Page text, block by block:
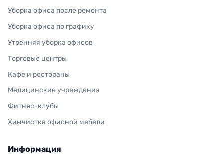
Уборка офиса после ремонта
Уборка офиса по графику
Утренняя уборка офисов
Торговые центры
Кафе и рестораны
Медицинские учреждения
Фитнес-клубы
Химчистка офисной мебели
Информация